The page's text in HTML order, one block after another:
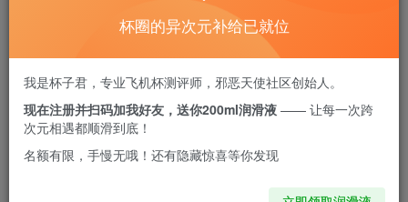
杯圈的异次元补给已就位
我是杯子君，专业飞机杯测评师，邪恶天使社区创始人。
现在注册并扫码加我好友，送你200ml润滑液 —— 让每一次跨
次元相遇都顺滑到底！
名额有限，手慢无哦！还有隐藏惊喜等你发现